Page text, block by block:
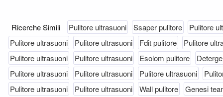
Ricerche Simili Pulitore ultrasuoni Ssaper pulitore
Pulitore
Pulitore ultrasuoni
Pulitore ultrasuoni Fdit pulitore
Pulitore
Pulitore ultrasuoni
Pulitore ultrasuoni Esolom pulitore
Pulitore ultrasuoni
Pulitore ultrasuoni Pulitore ultrasuoni
Pulitore ultrasuoni
Pulitore ultrasuoni Wall pulitore
Genesi